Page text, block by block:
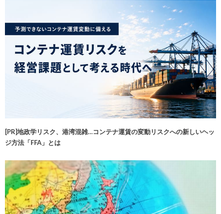
[PR]地政学リスク、港湾混雑…コンテナ運賃の変動リスクへの新しいヘッ
ジ方法「FFA」とは